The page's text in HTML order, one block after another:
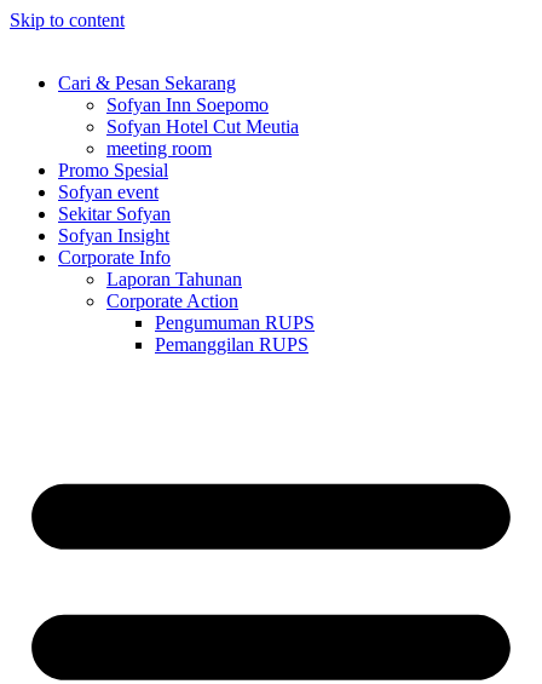
Skip to content
Cari & Pesan Sekarang
Sofyan Inn Soepomo
Sofyan Hotel Cut Meutia
meeting room
Promo Spesial
Sofyan event
Sekitar Sofyan
Sofyan Insight
Corporate Info
Laporan Tahunan
Corporate Action
Pengumuman RUPS
Pemanggilan RUPS